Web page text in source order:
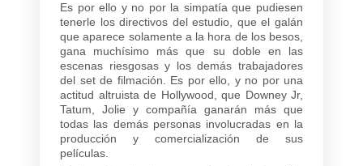
Es por ello y no por la simpatía que pudiesen
tenerle los directivos del estudio, que el galán
que aparece solamente a la hora de los besos,
gana muchísimo más que su doble en las
escenas riesgosas y los demás trabajadores
del set de filmación. Es por ello, y no por una
actitud altruista de Hollywood, que Downey Jr,
Tatum, Jolie y compañía ganarán más que
todas las demás personas involucradas en la
producción y comercialización de sus
películas.